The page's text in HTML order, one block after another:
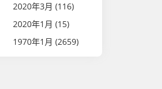
2020年3月 (116)
2020年1月 (15)
1970年1月 (2659)